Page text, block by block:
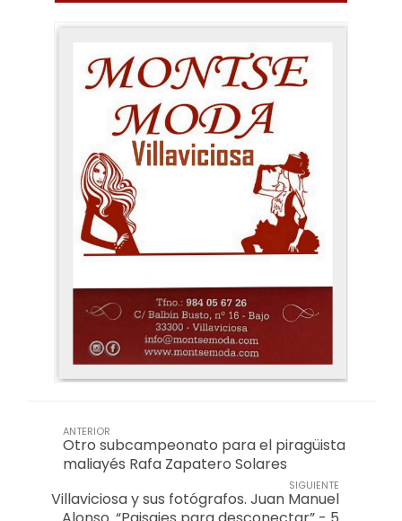
ANTERIOR
Otro subcampeonato para el piragüista
maliayés Rafa Zapatero Solares
SIGUIENTE
Villaviciosa y sus fotógrafos. Juan Manuel